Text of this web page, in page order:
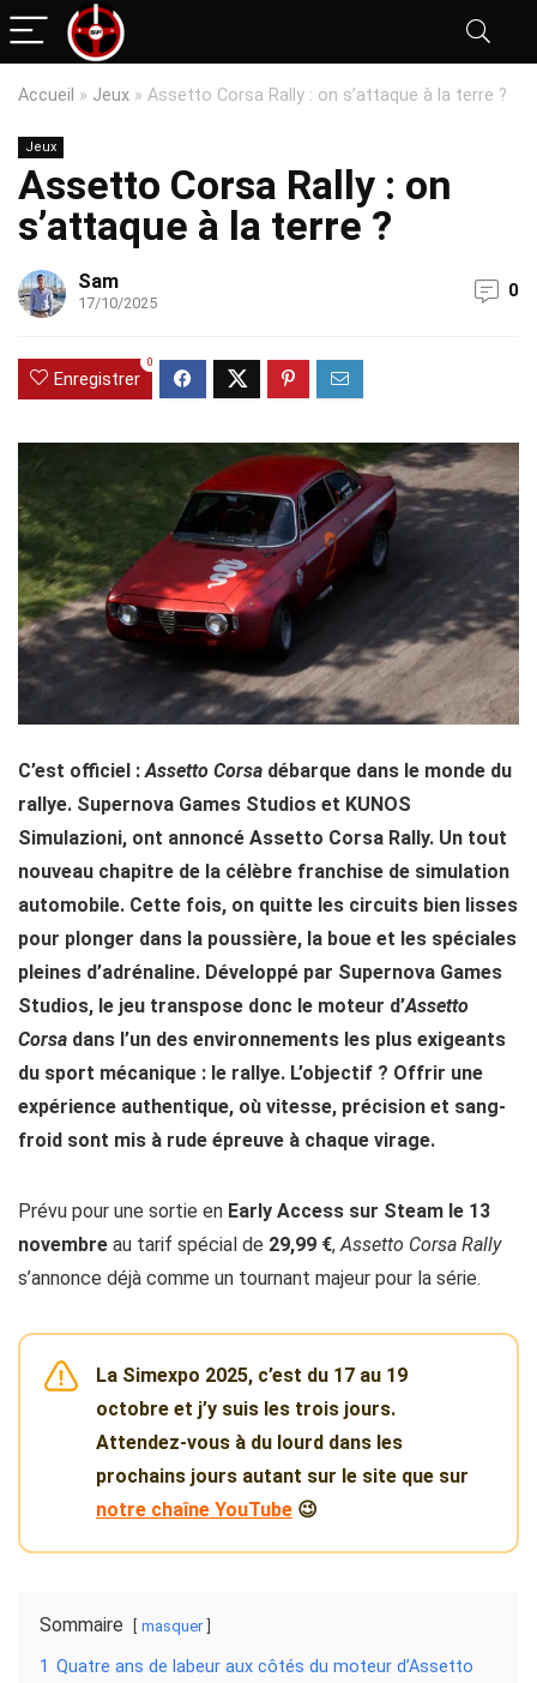
Accueil » Jeux » Assetto Corsa Rally : on s’attaque à la terre ?
Jeux
Assetto Corsa Rally : on
s’attaque à la terre ?
Sam
17/10/2025
0
Enregistrer
0
C’est officiel :Assetto Corsa débarque dans le monde du
rallye. Supernova Games Studios et KUNOS
Simulazioni, ont annoncé Assetto Corsa Rally. Un tout
nouveau chapitre de la célèbre franchise de simulation
automobile. Cette fois, on quitte les circuits bien lisses
pour plonger dans la poussière, la boue et les spéciales
pleines d’adrénaline. Développé par Supernova Games
Studios, le jeu transpose donc le moteur d’Assetto
Corsa dans l’un des environnements les plus exigeants
du sport mécanique : le rallye. L’objectif ? Offrir une
expérience authentique, où vitesse, précision et sang-
froid sont mis à rude épreuve à chaque virage.
Prévu pour une sortie en Early Access sur Steam le 13
novembre au tarif spécial de 29,99 €,Assetto Corsa Rally
s’annonce déjà comme un tournant majeur pour la série.
La Simexpo 2025, c’est du 17 au 19
octobre et j’y suis les trois jours.
Attendez-vous à du lourd dans les
prochains jours autant sur le site que sur
notre chaîne YouTube 😉
Sommaire masquer
1 Quatre ans de labeur aux côtés du moteur d’Assetto